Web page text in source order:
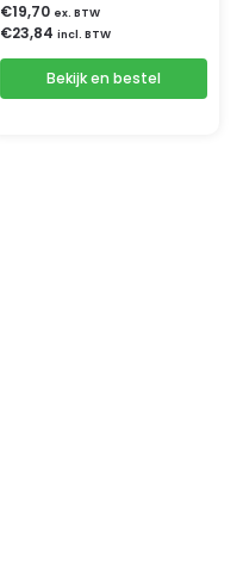
€19,70 ex. BTW
€23,84 incl. BTW
Bekijk en bestel